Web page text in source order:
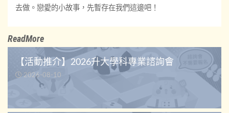
去做。戀愛的小故事，先暫存在我們這邊吧！
ReadMore
【活動推介】2026升大學科專業諮詢會
2026-08-10